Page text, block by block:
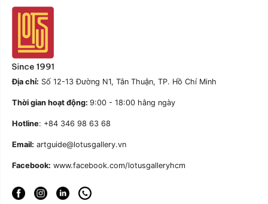
Địa chỉ: Số 12-13 Đường N1, Tân Thuận, TP. Hồ Chí Minh
Thời gian hoạt động: 9:00 - 18:00 hằng ngày
Hotline: +84 346 98 63 68
Email: artguide@lotusgallery.vn
Facebook: www.facebook.com/lotusgalleryhcm